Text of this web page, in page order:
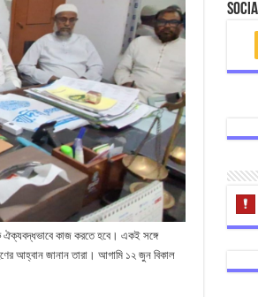
ঐক্যবদ্ধভাবে কাজ করতে হবে। একই সঙ্গে
আহ্বান জানান তারা। আগামি ১২ জুন বিকাল